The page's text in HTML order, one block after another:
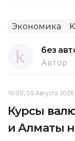
Экономика
без
Автор
10:00, 09 Августа 2026
Курсы
и Алматы